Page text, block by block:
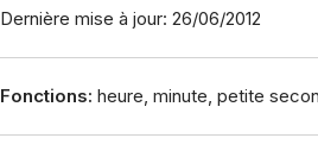
Dernière mise à jour: 26/06/2012
Fonctions: heure, minute, petite